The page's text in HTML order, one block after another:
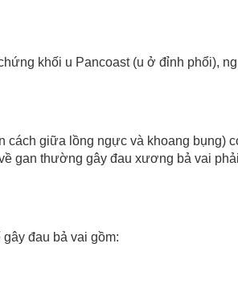
khối u Pancoast (u ở đỉnh phổi),
giữa lồng ngực và khoang bụng)
gan thường gây đau xương bả vai
đau bả vai gồm: